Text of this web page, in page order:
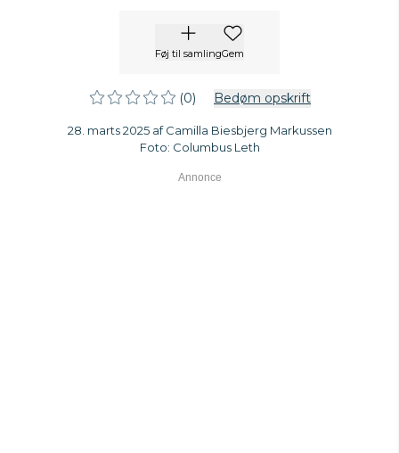
Føj til samlingGem
(0) Bedøm opskrift
28. marts 2025 af Camilla Biesbjerg Markussen
Foto: Columbus Leth